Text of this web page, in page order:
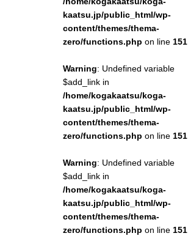
kaatsu.jp/public_html/wp-
content/themes/thema-
zero/functions.php on line 151
Warning: Undefined variable
$add_link in
/home/kogakaatsu/koga-
kaatsu.jp/public_html/wp-
content/themes/thema-
zero/functions.php on line 151
Warning: Undefined variable
$add_link in
/home/kogakaatsu/koga-
kaatsu.jp/public_html/wp-
content/themes/thema-
zero/functions.php on line 151